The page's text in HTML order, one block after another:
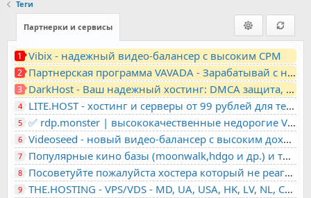
Теги
Партнерки и сервисы
1 Vibix - надежный видео-балансер с высоким CPM
2 Партнерская программа VAVADA - Зарабатывай с нами!
3 DarkHost - Ваш надежный хостинг: DMCA защита, лояльность, анонимность
4 LITE.HOST - хостинг и серверы от 99 рублей для тех, кто любит не переплачивать. Доступ по SSH, поддержка PHP, GIT, COMPOSER, сертификаты Let's Encrypt
5 ✅ rdp.monster | высококачественные недорогие VPS, RDP - выделенные серверы
6 Videoseed - новый видео-балансер с высоким доходом
7 Популярные кино базы (moonwalk,hdgo и др.) и торренты в одном плеере для вашего сайта
8 Посоветуйте пожалуйста хостера который не реагирует на ркн
9 THE.HOSTING - VPS/VDS - MD, UA, USA, HK, LV, NL, CA, DE, SK, CZE, GB, IL, TR, PL, BG, RO, IT, FL, HU, PT.